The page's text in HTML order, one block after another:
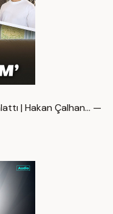
| Hakan Çalhan… —